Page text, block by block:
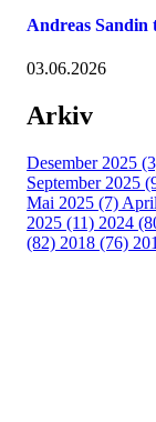
Andreas Sandin
03.06.2026
Arkiv
Desember 2025
September 2025
Mai 2025 (7)
2025 (11) 2024
(82) 2018 (76)